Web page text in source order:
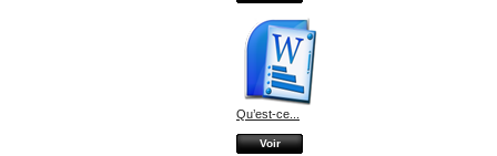
Qu’est-ce...
Voir